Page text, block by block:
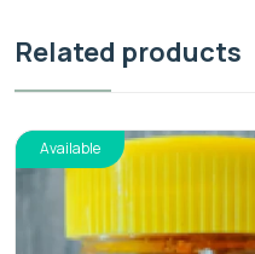
Related products
Available